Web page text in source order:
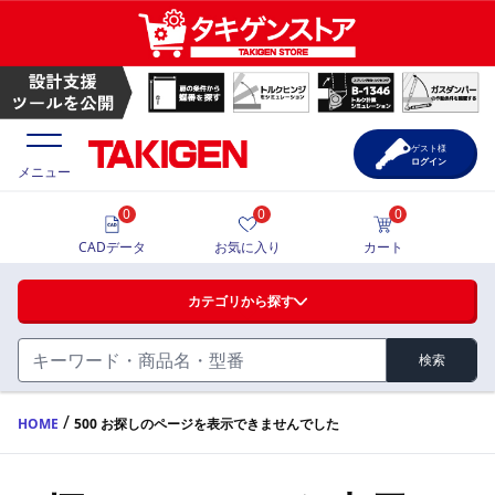
ハンドル・取手・つまみ・周辺機器
FA・A
蝶番・ステー・周辺機器
価格一覧
製品カタログ
メニュー
カテゴリから探す
検索
0
CADデータ
0
お気に入り
0
カート
ゲスト様
ログイン
HOME / 500 お探しのページを表示できませんでした